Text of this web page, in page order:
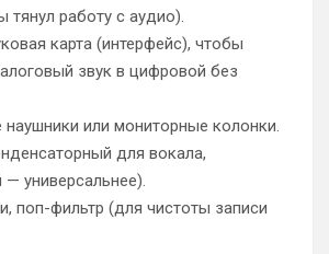
тянул работу с аудио).
карта (интерфейс), чтобы
звук в цифровой без
наушники или мониторные колонки.
для вокала,
универсальнее).
поп-фильтр (для чистоты записи